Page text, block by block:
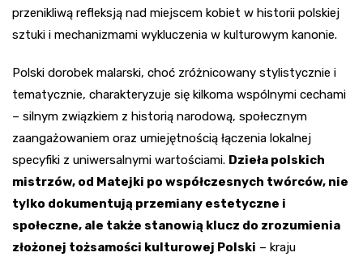
przenikliwą refleksją nad miejscem kobiet w historii polskiej
sztuki i mechanizmami wykluczenia w kulturowym kanonie.
Polski dorobek malarski, choć zróżnicowany stylistycznie i
tematycznie, charakteryzuje się kilkoma wspólnymi cechami
– silnym związkiem z historią narodową, społecznym
zaangażowaniem oraz umiejętnością łączenia lokalnej
specyfiki z uniwersalnymi wartościami. Dzieła polskich
mistrzów, od Matejki po współczesnych twórców, nie
tylko dokumentują przemiany estetyczne i
społeczne, ale także stanowią klucz do zrozumienia
złożonej tożsamości kulturowej Polski – kraju